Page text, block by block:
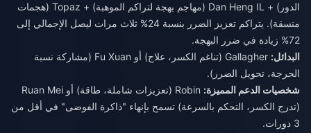
الدور) + Dan Heng IL (مهاجم بهجة لتراكم الموهبة) + Topaz (هجمات
منسقة). يتراكم تعزيز الضرر بنسبة 24% ثلاث مرات ليصل الإجمالي إلى
72% زيادة في ضرر البهجة.
البدائل:
Gallagher (تناغم الكسر، علاج) أو Fu Xuan (مشاركة نسبة
الحرجة، تحويل الضرر).
شخصيات الدعم المميزة:
Robin (تعزيزات شاملة، طاقة) أو Ruan Mei
(تدرج الكسر، التحكم بالسرعة) تسمح بإنهاء "ذاكرة الفوضى" في أقل من
3 دورات.